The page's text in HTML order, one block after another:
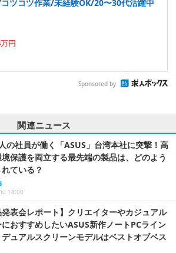
ツコツ作業/未経験OK/20〜30代活躍中
円
Sponsored by
関連ニュース
の社員が働く「ASUS」台湾本社に突撃！高
保護を両立する最先端の製品は、どのよう
ている？
18:00
発表会レポート】クリエイターやカジュアル
おすすめしたいASUS新作ノートPCライン
ュアルスクリーンモデルはベストオブベス